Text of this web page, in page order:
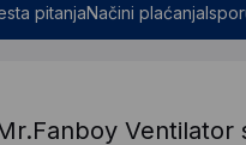
pitanjaNačini plaćanja